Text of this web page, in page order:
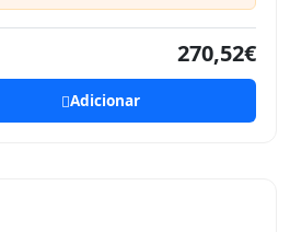
270,52€
Adicionar